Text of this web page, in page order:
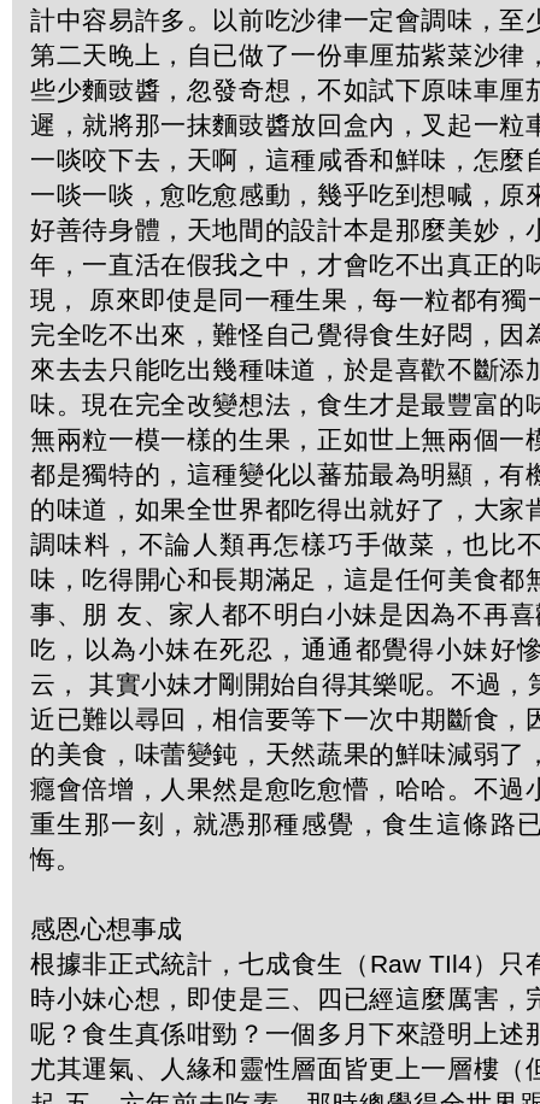
計中容易許多。以前吃沙律一定會調味，至
第二天晚上，自已做了一份車厘茄紫菜沙律
些少麵豉醬，忽發奇想，不如試下原味車厘
遲，就將那一抹麵豉醬放回盒內，叉起一粒
一啖咬下去，天啊，這種咸香和鮮味，怎麼
一啖一啖，愈吃愈感動，幾乎吃到想喊，原
好善待身體，天地間的設計本是那麼美妙，
年，一直活在假我之中，才會吃不出真正的
現， 原來即使是同一種生果，每一粒都有獨
完全吃不出來，難怪自己覺得食生好悶，因
來去去只能吃出幾種味道，於是喜歡不斷添
味。現在完全改變想法，食生才是最豐富的
無兩粒一模一樣的生果，正如世上無兩個一
都是獨特的，這種變化以蕃茄最為明顯，有
的味道，如果全世界都吃得出就好了，大家
調味料，不論人類再怎樣巧手做菜，也比
味，吃得開心和長期滿足，這是任何美食都
事、朋 友、家人都不明白小妹是因為不再
吃，以為小妹在死忍，通通都覺得小妹好
云， 其實小妹才剛開始自得其樂呢。不過，
近已難以尋回，相信要等下一次中期斷食，
的美食，味蕾變鈍，天然蔬果的鮮味減弱了
癮會倍增，人果然是愈吃愈懵，哈哈。不過
重生那一刻，就憑那種感覺，食生這條路
悔。
感恩心想事成
根據非正式統計，七成食生（Raw TIl4）只
時小妹心想，即使是三、四已經這麼厲害，
呢？食生真係咁勁？一個多月下來證明上述
尤其運氣、人緣和靈性層面皆更上一層樓（